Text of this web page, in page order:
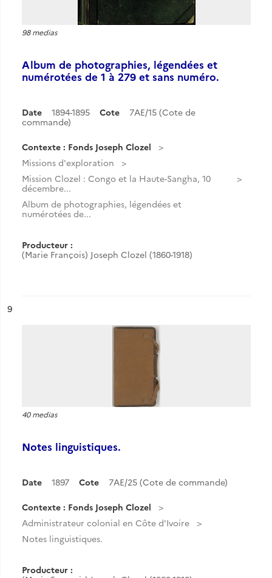
98 medias
Album de photographies, légendées et
numérotées de 1 à 279 et sans numéro.
Date 1894-1895 Cote
7AE/15 (Cote de
commande)
Contexte : Fonds Joseph Clozel
Missions d'exploration
Mission Clozel : Congo et la Haute-Sangha, 10
décembre...
Album de photographies, légendées et
numérotées de...
Producteur :
(Marie François) Joseph Clozel (1860-1918)
n°
9
40 medias
Notes linguistiques.
Date 1897 Cote 7AE/25 (Cote de commande)
Contexte : Fonds Joseph Clozel
Administrateur colonial en Côte d'Ivoire
Notes linguistiques.
Producteur :